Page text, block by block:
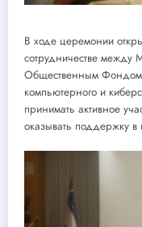
В ходе церемонии
сотрудничестве
Общественным Фондом
компьютерного и
принимать активное
оказывать поддержку